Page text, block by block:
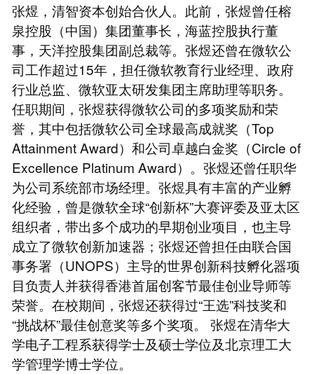
张煜，清智资本创始合伙人。此前，张煜曾任榕
泉控股（中国）集团董事长，海蓝控股执行董
事，天洋控股集团副总裁等。张煜还曾在微软公
司工作超过15年，担任微软教育行业经理、政府
行业总监、微软亚太研发集团主席助理等职务。
任职期间，张煜获得微软公司的多项奖励和荣
誉，其中包括微软公司全球最高成就奖（Top
Attainment Award）和公司卓越白金奖（Circle of
Excellence Platinum Award）。张煜还曾任职华
为公司系统部市场经理。张煜具有丰富的产业孵
化经验，曾是微软全球“创新杯”大赛评委及亚太区
组织者，带出多个成功的早期创业项目，也主导
成立了微软创新加速器；张煜还曾担任由联合国
事务署（UNOPS）主导的世界创新科技孵化器项
目负责人并获得香港首届创客节最佳创业导师等
荣誉。在校期间，张煜还获得过“王选”科技奖和
“挑战杯”最佳创意奖等多个奖项。 张煜在清华大
学电子工程系获得学士及硕士学位及北京理工大
学管理学博士学位。